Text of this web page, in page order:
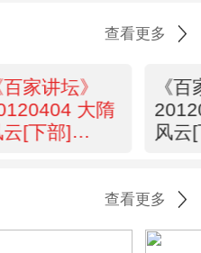
查看更多
百家讲坛》
大隋
云[下部]
《
风云
查看更多